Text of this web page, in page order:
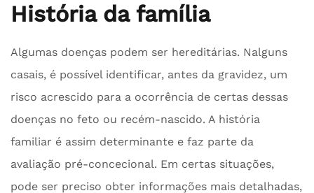
História da família
Algumas doenças podem ser hereditárias. Nalguns
casais, é possível identificar, antes da gravidez, um
risco acrescido para a ocorrência de certas dessas
doenças no feto ou recém-nascido. A história
familiar é assim determinante e faz parte da
avaliação pré-concecional. Em certas situações,
pode ser preciso obter informações mais detalhadas,